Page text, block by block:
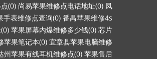
(0) 尚易苹果维修点电话地址(0) 凤
手表维修点查询(0) 番禺苹果维修4s
苹果屏幕内爆维修多少钱(0) 芯片
苹果笔记本(0) 宜章县苹果电脑维修
州苹果有线耳机维修点(0) 苹果售后